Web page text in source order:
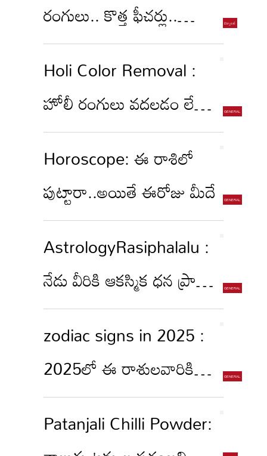
రంగులు.. కొత్త ఫీచర్లు..
2026 న్యూ పల్సర్ N160
లుక్ చూసేయండి!
Holi Color Removal :
హోలీ రంగులు వదలడం లేదా?
ఇలా చేసి చూడండి
Horoscope: ఈ రాశిలో
పుట్టారా..అయితే ఈరోజు మీదే
AstrologyRasiphalalu :
నేడు వీరికి ఆకస్మిక ధన ప్రాప్తి..
ఏ రాశివారికంటే...
zodiac signs in 2025 :
2025లో ఈ రాశులవారికి
పండుగే పండుగ..ఎందుకో
తెలుసా?
Patanjali Chilli Powder: